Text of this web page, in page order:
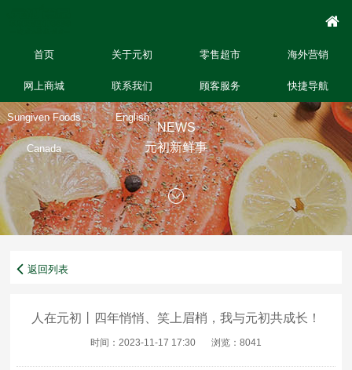
首页 关于元初 零售超市 海外营销
网上商城 联系我们 顾客服务 快捷导航
Sungiven Foods
Canada
English
NEWS
元初新鲜事
返回列表
人在元初丨四年悄悄、笑上眉梢，我与元初共成长！
时间：2023-11-17 17:30 浏览：8041